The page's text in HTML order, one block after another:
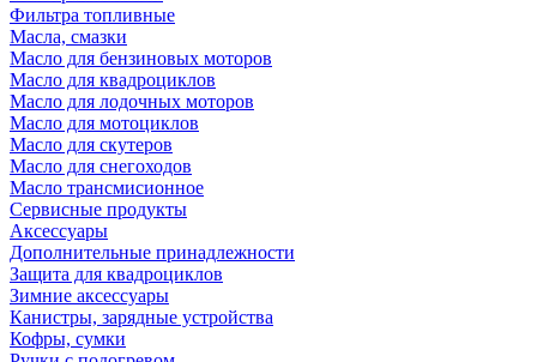
Фильтра топливные
Масла, смазки
Масло для бензиновых моторов
Масло для квадроциклов
Масло для лодочных моторов
Масло для мотоциклов
Масло для скутеров
Масло для снегоходов
Масло трансмисионное
Сервисные продукты
Аксессуары
Дополнительные принадлежности
Защита для квадроциклов
Зимние аксессуары
Канистры, зарядные устройства
Кофры, сумки